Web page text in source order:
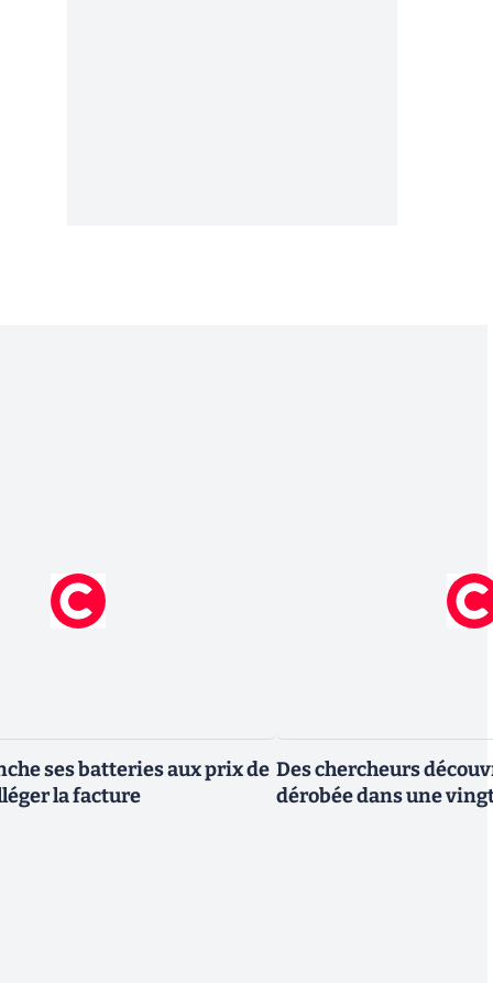
ses batteries aux prix de
la facture
Des chercheurs
dérobée dans une